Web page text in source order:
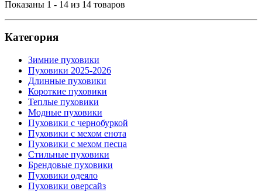
Показаны 1 - 14 из 14 товаров
Категория
Зимние пуховики
Пуховики 2025-2026
Длинные пуховики
Короткие пуховики
Теплые пуховики
Модные пуховики
Пуховики с чернобуркой
Пуховики с мехом енота
Пуховики с мехом песца
Стильные пуховики
Брендовые пуховики
Пуховики одеяло
Пуховики оверсайз